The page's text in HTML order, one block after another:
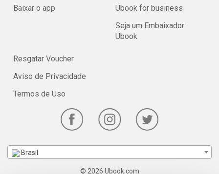
Baixar o app
Ubook for business
Seja um Embaixador
Ubook
Resgatar Voucher
Aviso de Privacidade
Termos de Uso
Brasil
© 2026 Ubook.com